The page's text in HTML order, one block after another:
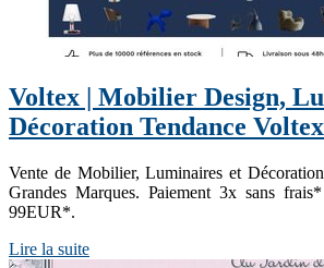
Voltex | Mobilier Design,
Décoration Tendance Voltex
Vente de Mobilier, Luminaires et
Grandes Marques. Paiement 3x sans
99EUR*.
Lire la suite